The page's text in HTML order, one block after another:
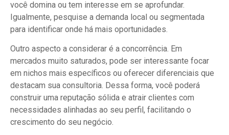
você domina ou tem interesse em se aprofundar.
Igualmente, pesquise a demanda local ou segmentada
para identificar onde há mais oportunidades.
Outro aspecto a considerar é a concorrência. Em
mercados muito saturados, pode ser interessante focar
em nichos mais específicos ou oferecer diferenciais que
destacam sua consultoria. Dessa forma, você poderá
construir uma reputação sólida e atrair clientes com
necessidades alinhadas ao seu perfil, facilitando o
crescimento do seu negócio.